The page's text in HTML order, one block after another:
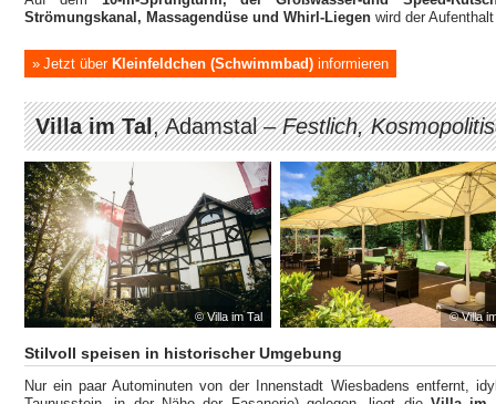
Strömungskanal, Massagendüse und Whirl-Liegen wird der
Jetzt über Kleinfeldchen (Schwimmbad) informieren
Villa im Tal, Adamstal –Festlich,
© Villa im Tal © Villa
Stilvoll speisen in historischer Umgebung
Nur ein paar Autominuten von der Innenstadt Wiesbadens entfernt,